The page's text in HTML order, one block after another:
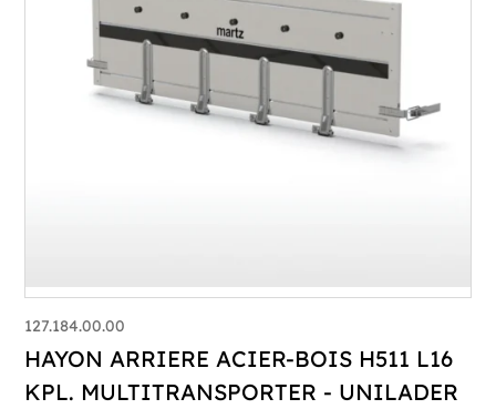
127.184.00.00
HAYON ARRIERE ACIER-BOIS H511 L16
KPL. MULTITRANSPORTER - UNILADER